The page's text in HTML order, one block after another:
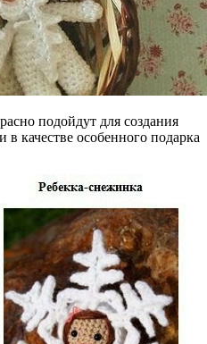
подойдут для создания
качестве особенного подарка